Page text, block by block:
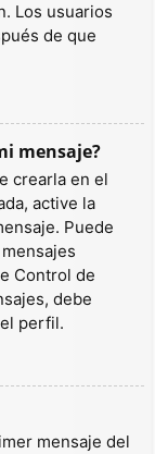
Los usuarios
de que
mensaje?
crearla en el
active la
Puede
Control de
debe
perfil.
mensaje del